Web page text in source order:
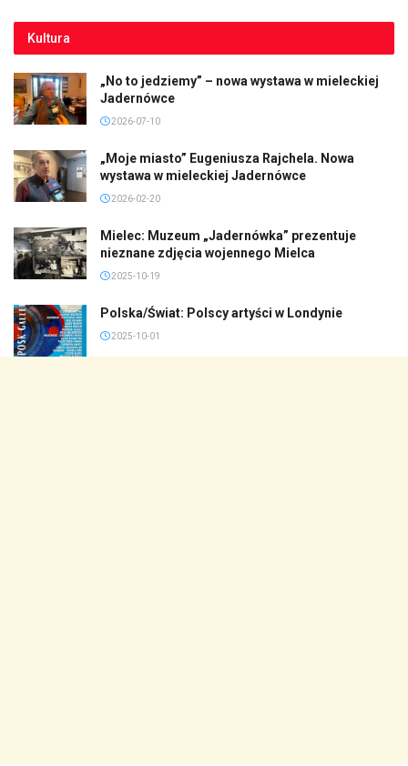
Kultura
„No to jedziemy” – nowa wystawa w mieleckiej
Jadernówce
2026-07-10
„Moje miasto” Eugeniusza Rajchela. Nowa
wystawa w mieleckiej Jadernówce
2026-02-20
Mielec: Muzeum „Jadernówka” prezentuje
nieznane zdjęcia wojennego Mielca
2025-10-19
Polska/Świat: Polscy artyści w Londynie
2025-10-01